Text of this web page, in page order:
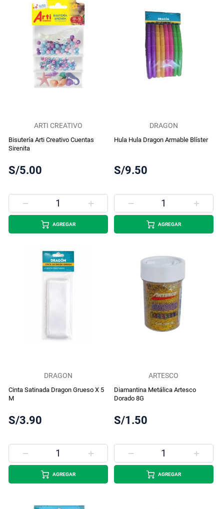
ARTI CREATIVO
Bisutería Arti Creativo Cuentas
Sirenita
S/5.00
AGREGAR
DRAGON
Hula Hula Dragon Armable Blíster
S/9.50
AGREGAR
DRAGON
Cinta Satinada Dragon Grueso X 5
M
S/3.90
AGREGAR
ARTESCO
Diamantina Metálica Artesco
Dorado 8G
S/1.50
AGREGAR